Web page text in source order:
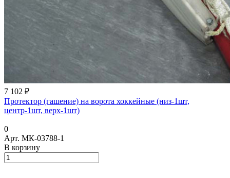
7 102 ₽
Протектор (гашение) на ворота хоккейные (низ-1шт,
центр-1шт, верх-1шт)
0
Арт. МК-03788-1
В корзину